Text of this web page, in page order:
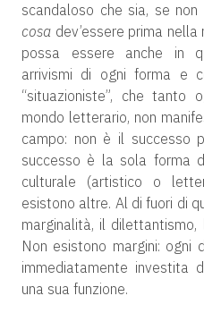
scandaloso che sia, se
cosa dev’essere prima
possa essere anche in
arrivismi di ogni forma e
“situazioniste”, che tanto
mondo letterario, non
campo: non è il successo
successo è la sola forma
culturale (artistico o
esistono altre. Al di fuori di
marginalità, il
Non esistono margini: ogni
immediatamente investita
una sua funzione.